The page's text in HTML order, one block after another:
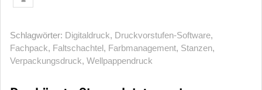
Schlagwörter: Digitaldruck, Druckvorstufen-Software,
Fachpack, Faltschachtel, Farbmanagement, Stanzen,
Verpackungsdruck, Wellpappendruck